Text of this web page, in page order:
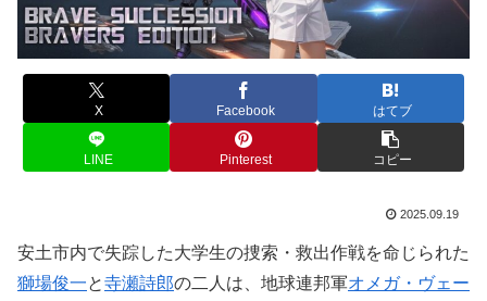
X Facebook はてブ
LINE Pinterest コピー
2025.09.19
安土市内で失踪した大学生の捜索・救出作戦を命じられた
獅場俊一と寺瀬詩郎の二人は、地球連邦軍オメガ・ヴェー